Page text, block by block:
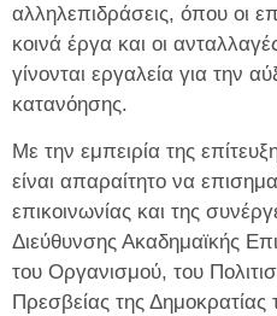
αλληλεπιδράσεις, όπου οι
κοινά έργα και οι
γίνονται εργαλεία για την
κατανόησης.
Με την εμπειρία της
είναι απαραίτητο να
επικοινωνίας και της
Διεύθυνσης Ακαδημαϊκής
του Οργανισμού, του
Πρεσβείας της